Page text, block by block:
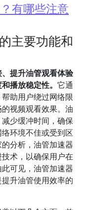
有哪些注意
主要功能和
提升油管观看体验
播放稳定性。 它通
助用户绕过网络限
视频观看效果。油
少缓冲时间，确保
环境不佳或受到区
分析，油管加速器
术，以确保用户在
可见，油管加速器
升油管使用效率的